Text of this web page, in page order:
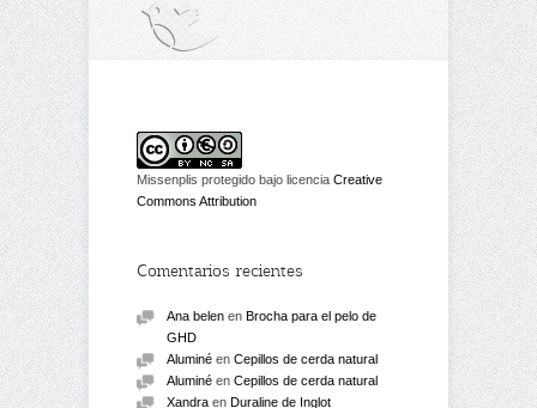
Missenplis protegido bajo licencia Creative
Commons Attribution
Comentarios recientes
Ana belen en Brocha para el pelo de
GHD
Aluminé en Cepillos de cerda natural
Aluminé en Cepillos de cerda natural
Xandra en Duraline de Inglot